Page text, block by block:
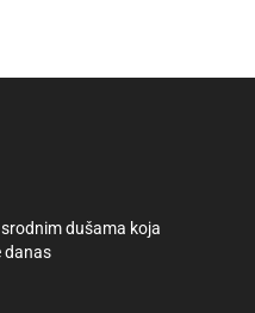
dušama koja
danas